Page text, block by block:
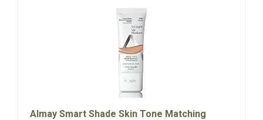
Almay Smart Shade Skin Tone Matching